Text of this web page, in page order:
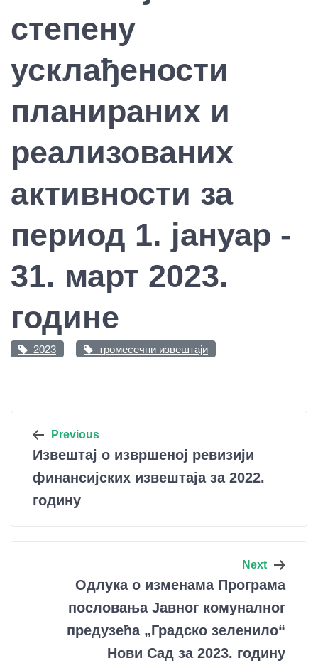
степену
усклађености
планираних и
реализованих
активности за
период 1. јануар -
31. март 2023.
године
2023 тромесечни извештаји
Кретање
чланка
Previous
Извештај о извршеној ревизији
финансијских извештаја за 2022.
годину
Next
Одлука о изменама Програма
пословања Јавног комуналног
предузећа „Градско зеленило“
Нови Сад за 2023. годину